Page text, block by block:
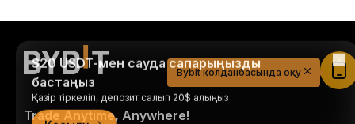
Trade Anytime, Anywhere!
$20 USDT-мен сауда сапарыңызды
бастаңыз
Қазір тіркеліп, депозит салып 20$ алыңыз
Қосылу
Bybit қолданбасында оқу